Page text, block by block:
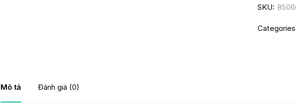
quantity
SKU:
Mô tả Đánh giá (0)